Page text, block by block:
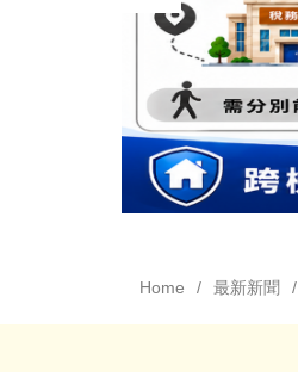
Home 最新新聞